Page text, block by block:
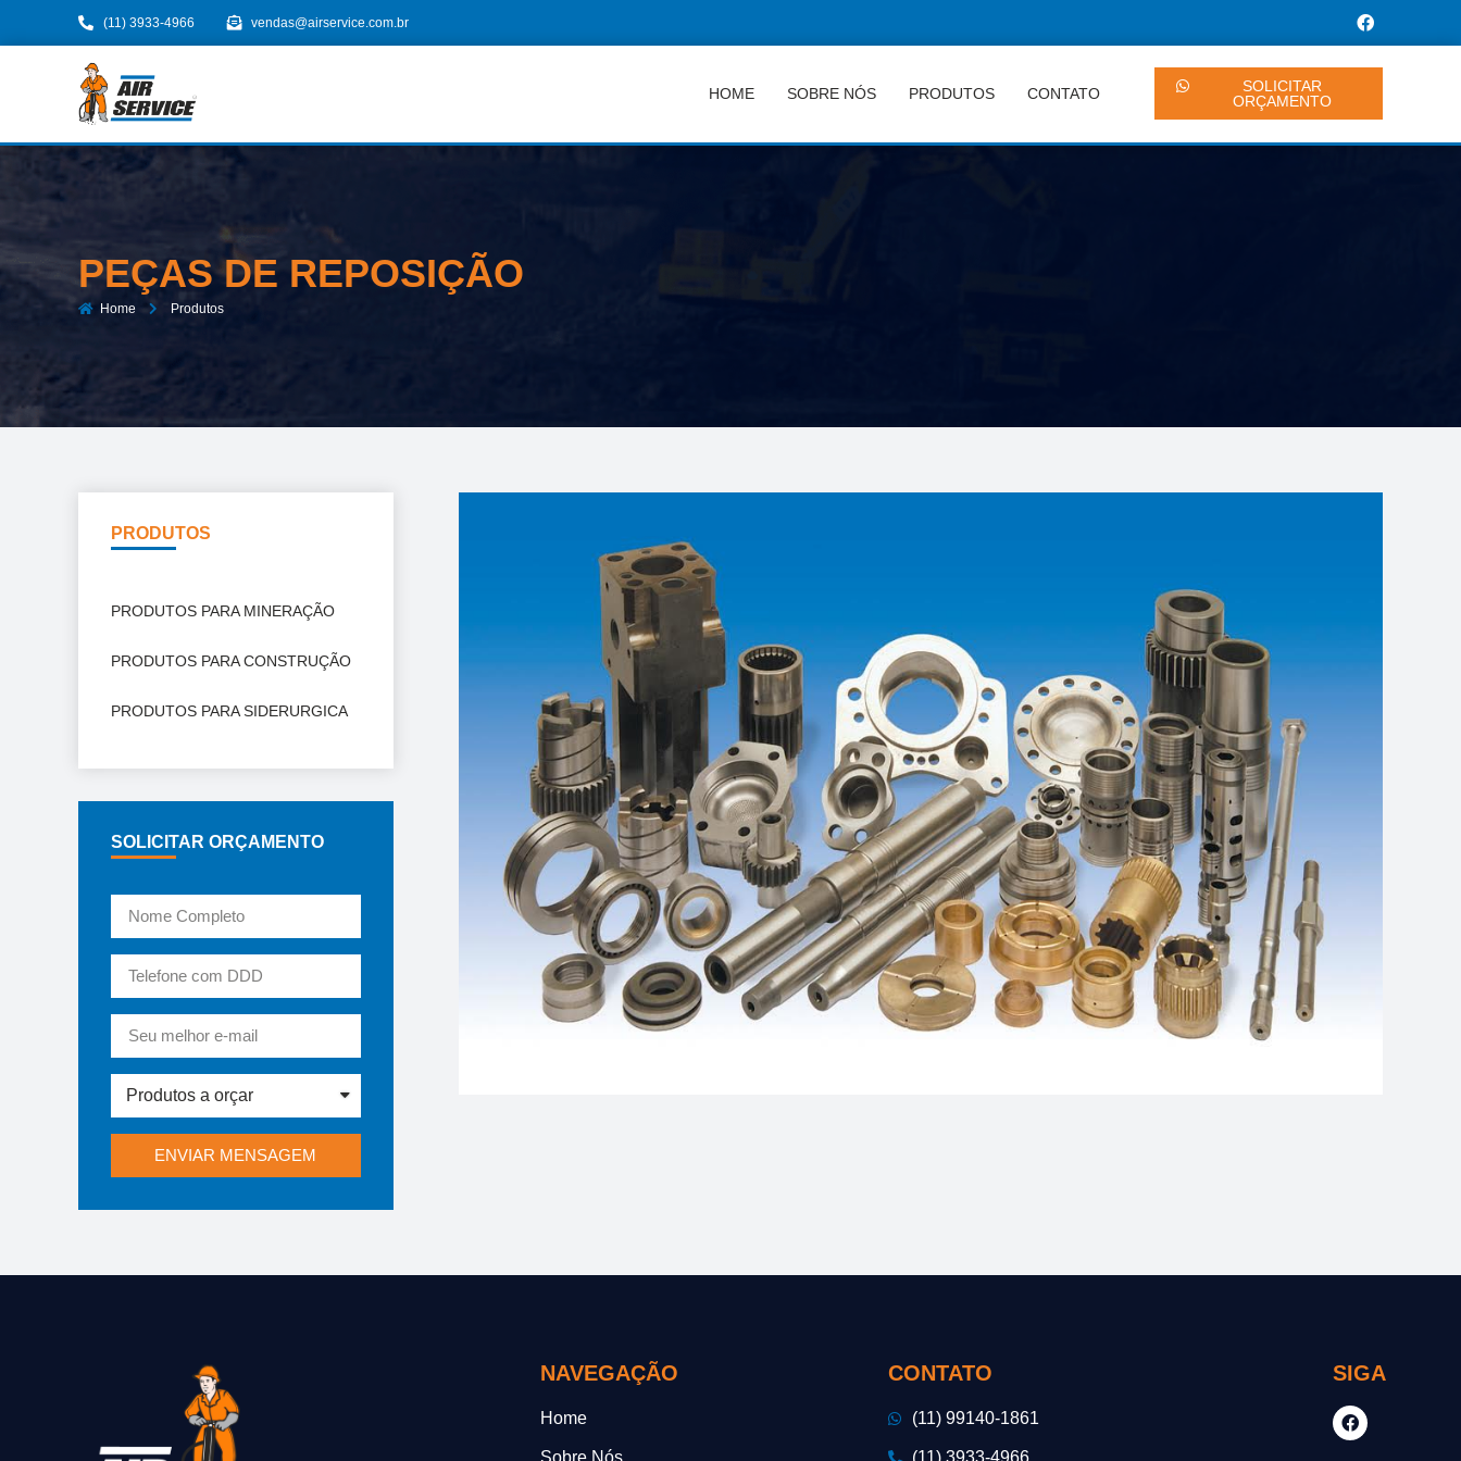
(11) 3933-4966 vendas@airservice.com.br
HOME SOBRE NÓS PRODUTOS CONTATO
SOLICITAR
ORÇAMENTO
PEÇAS DE REPOSIÇÃO
Home Produtos
PRODUTOS
PRODUTOS PARA MINERAÇÃO
PRODUTOS PARA CONSTRUÇÃO
PRODUTOS PARA SIDERURGICA
SOLICITAR ORÇAMENTO
ENVIAR MENSAGEM
NAVEGAÇÃO
Home
Sobre Nós
CONTATO
(11) 99140-1861
(11) 3933-4966
SIGA